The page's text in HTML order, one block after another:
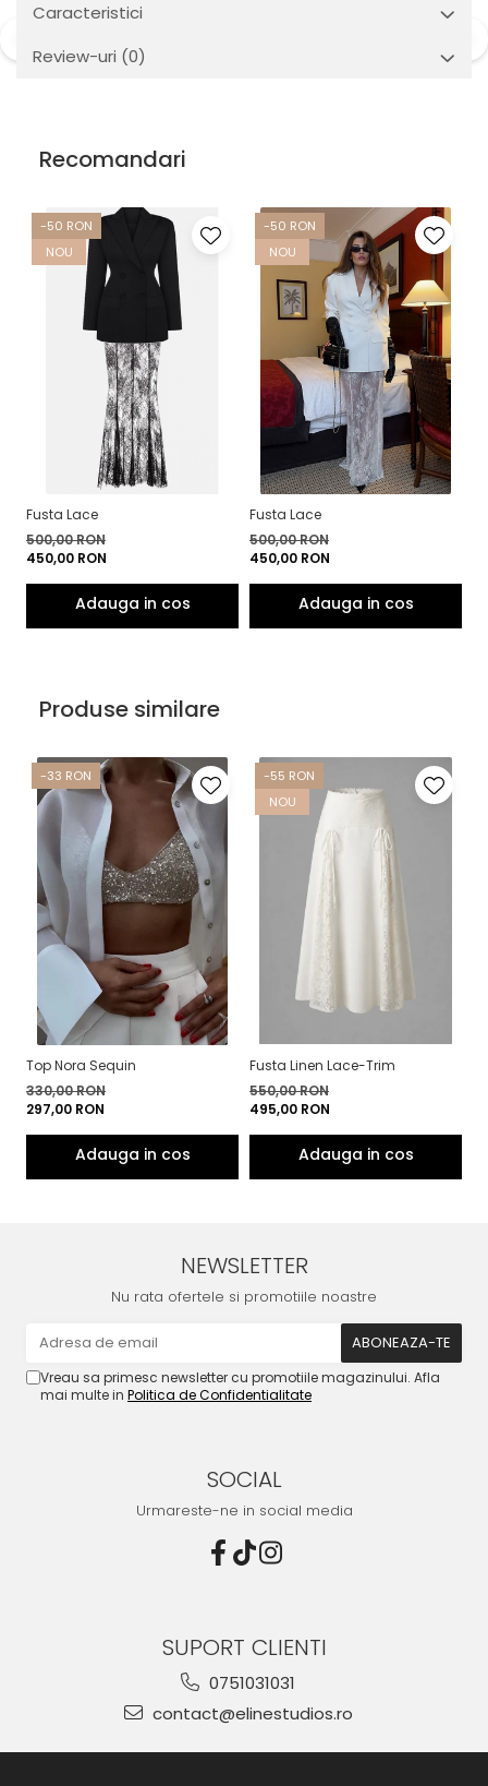
Caracteristici
Review-uri (0)
Recomandari
-50 RON
NOU
Fusta Lace
500,00 RON
450,00 RON
-50 RON
NOU
Fusta Lace
500,00 RON
450,00 RON
Produse similare
-33 RON
Top Nora Sequin
330,00 RON
297,00 RON
-55 RON
NOU
Fusta Linen Lace-Trim
550,00 RON
495,00 RON
NEWSLETTER
Nu rata ofertele si promotiile noastre
Vreau sa primesc newsletter cu promotiile magazinului. Afla
mai multe in Politica de Confidentialitate
SOCIAL
Urmareste-ne in social media
SUPORT CLIENTI
0751031031
contact@elinestudios.ro